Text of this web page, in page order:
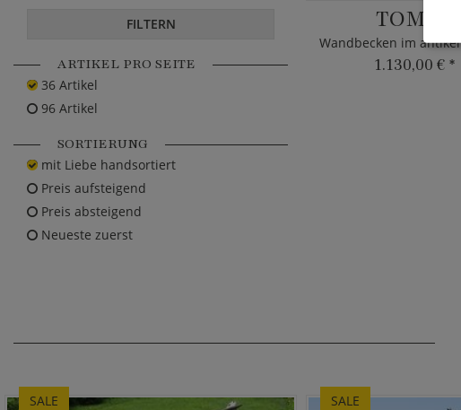
TOMAS
1.130,00 € *
FILTERN
ARTIKEL PRO SEITE
36 Artikel
96 Artikel
SORTIERUNG
mit Liebe handsortiert
Preis aufsteigend
Preis absteigend
Neueste zuerst
SALE
SALE